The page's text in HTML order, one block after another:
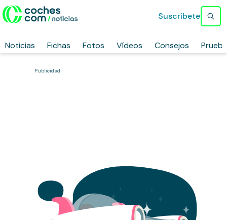
Noticias Fichas Fotos Vídeos Consejos
Suscríbete
Publicidad